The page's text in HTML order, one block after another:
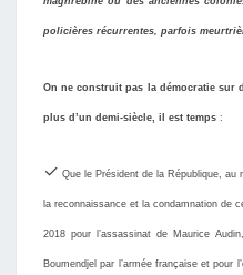
policières récurrentes, parfois
On ne construit pas la démocratie sur
plus d’un demi-siècle, il est temps :
✓ Que le Président de la République,
la reconnaissance et la condamnation de
2018 pour l’assassinat de Maurice
Boumendjel par l’armée française et pour